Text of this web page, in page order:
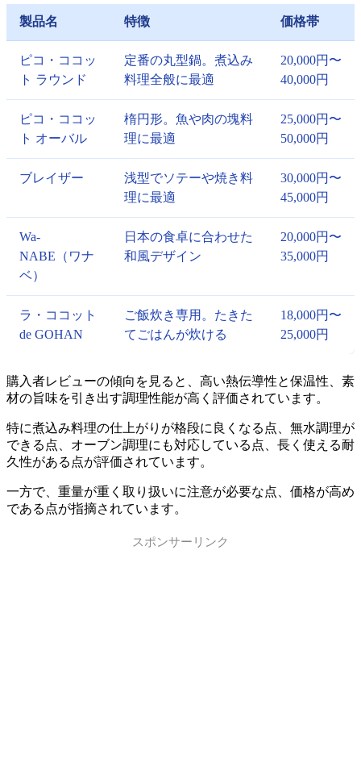
製品名 特徴 価格帯
ピコ・ココッ
ト ラウンド
定番の丸型鍋。煮込み
料理全般に最適
20,000円〜
40,000円
ピコ・ココッ
ト オーバル
楕円形。魚や肉の塊料
理に最適
25,000円〜
50,000円
ブレイザー
浅型でソテーや焼き料
理に最適
30,000円〜
45,000円
Wa-
NABE（ワナ
ベ）
日本の食卓に合わせた
和風デザイン
20,000円〜
35,000円
ラ・ココット
de GOHAN
ご飯炊き専用。たきた
てごはんが炊ける
18,000円〜
25,000円
購入者レビューの傾向を見ると、高い熱伝導性と保温性、素
材の旨味を引き出す調理性能が高く評価されています。
特に煮込み料理の仕上がりが格段に良くなる点、無水調理が
できる点、オーブン調理にも対応している点、長く使える耐
久性がある点が評価されています。
一方で、重量が重く取り扱いに注意が必要な点、価格が高め
である点が指摘されています。
スポンサーリンク